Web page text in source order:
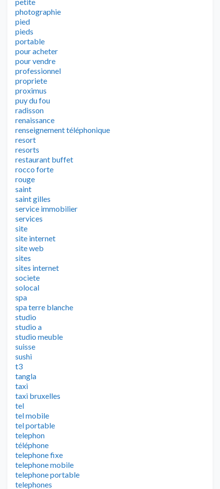
photographie
pied
pieds
portable
pour acheter
pour vendre
professionnel
propriete
proximus
puy du fou
radisson
renaissance
renseignement téléphonique
resort
resorts
restaurant buffet
rocco forte
rouge
saint
saint gilles
service immobilier
services
site
site internet
site web
sites
sites internet
societe
solocal
spa
spa terre blanche
studio
studio a
studio meuble
suisse
sushi
t3
tangla
taxi
taxi bruxelles
tel
tel mobile
tel portable
telephon
téléphone
telephone fixe
telephone mobile
telephone portable
telephones